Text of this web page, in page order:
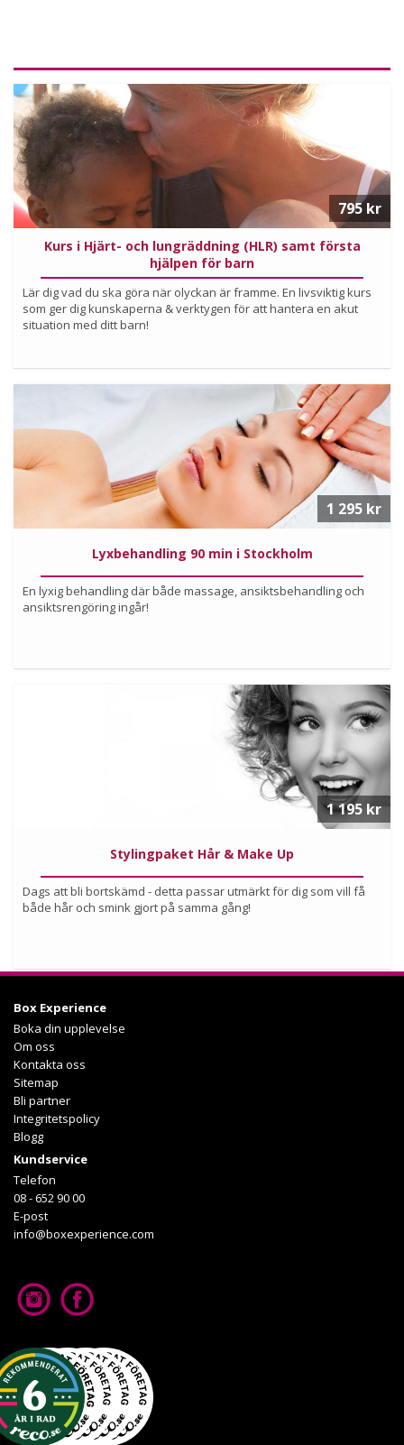
Kurs i Hjärt- och lungräddning (HLR) samt första
hjälpen för barn
Lär dig vad du ska göra när olyckan är framme. En livsviktig kurs
som ger dig kunskaperna & verktygen för att hantera en akut
situation med ditt barn!
795 kr
Läs mer om upplevelsen
Lyxbehandling 90 min i Stockholm
En lyxig behandling där både massage, ansiktsbehandling och
ansiktsrengöring ingår!
1 295 kr
Läs mer om upplevelsen
Stylingpaket Hår & Make Up
Dags att bli bortskämd - detta passar utmärkt för dig som vill få
både hår och smink gjort på samma gång!
1 195 kr
Box Experience
Boka din upplevelse
Om oss
Kontakta oss
Sitemap
Bli partner
Integritetspolicy
Blogg
Kundservice
Telefon
08 - 652 90 00
E-post
info@boxexperience.com